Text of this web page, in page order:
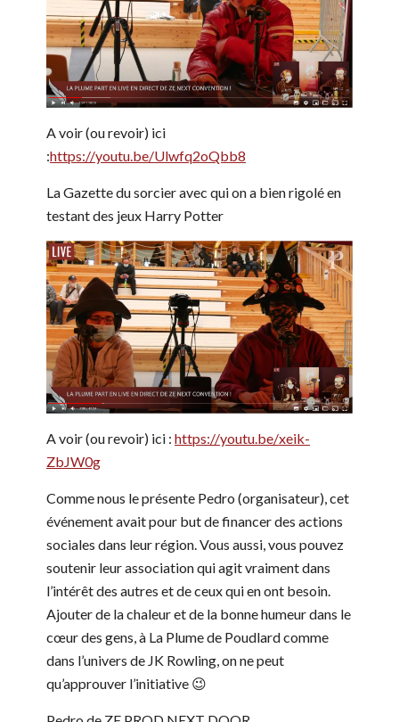
A voir (ou revoir) ici
:https://youtu.be/Ulwfq2oQbb8
La Gazette du sorcier avec qui on a bien rigolé en
testant des jeux Harry Potter
A voir (ou revoir) ici : https://youtu.be/xeik-
ZbJW0g
Comme nous le présente Pedro (organisateur), cet
événement avait pour but de financer des actions
sociales dans leur région. Vous aussi, vous pouvez
soutenir leur association qui agit vraiment dans
l’intérêt des autres et de ceux qui en ont besoin.
Ajouter de la chaleur et de la bonne humeur dans le
cœur des gens, à La Plume de Poudlard comme
dans l’univers de JK Rowling, on ne peut
qu’approuver l’initiative 😉